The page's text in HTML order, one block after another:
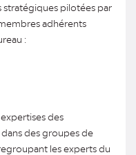
stratégiques pilotées par
adhérents
:
des
des groupes de
les experts du